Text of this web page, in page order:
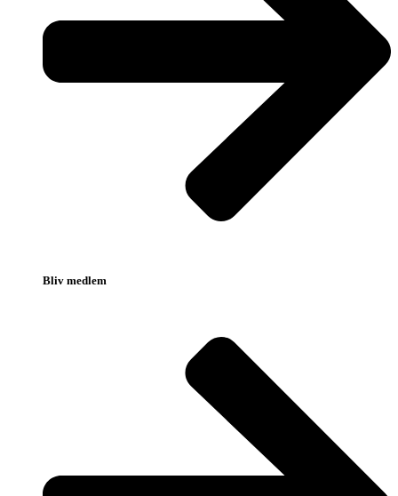
Bliv medlem